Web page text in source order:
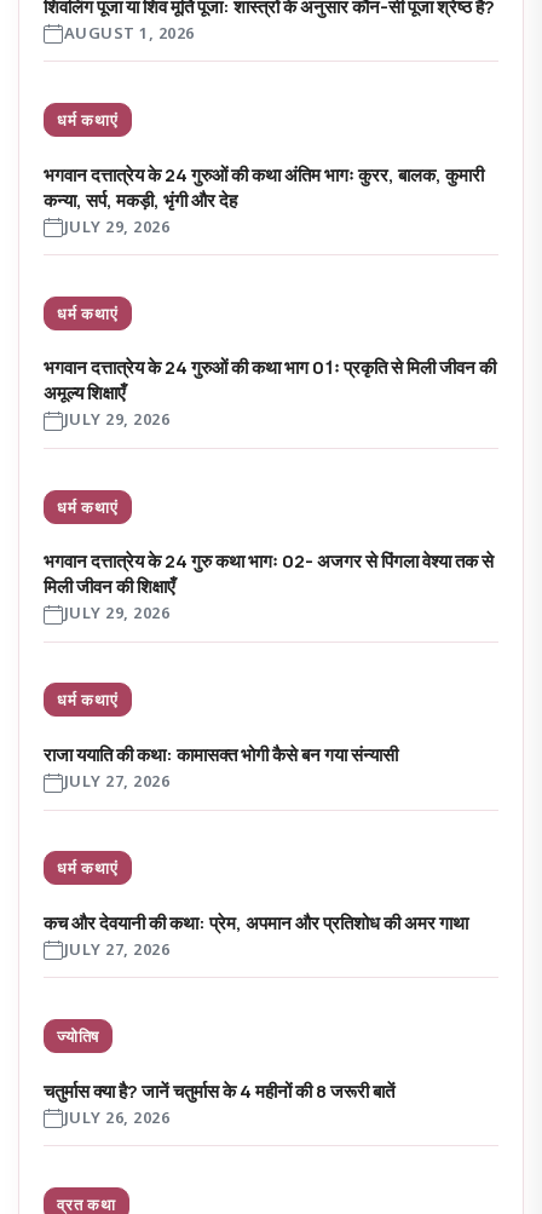
शिवलिंग पूजा या शिव मूर्ति पूजा: शास्त्रों के अनुसार कौन-सी पूजा श्रेष्ठ है?
AUGUST 1, 2026
धर्म कथाएं
भगवान दत्तात्रेय के 24 गुरुओं की कथा अंतिम भागः कुरर, बालक, कुमारी
कन्या, सर्प, मकड़ी, भृंगी और देह
JULY 29, 2026
धर्म कथाएं
भगवान दत्तात्रेय के 24 गुरुओं की कथा भाग 01ः प्रकृति से मिली जीवन की
अमूल्य शिक्षाएँ
JULY 29, 2026
धर्म कथाएं
भगवान दत्तात्रेय के 24 गुरु कथा भागः 02- अजगर से पिंगला वेश्या तक से
मिली जीवन की शिक्षाएँ
JULY 29, 2026
धर्म कथाएं
राजा ययाति की कथा: कामासक्त भोगी कैसे बन गया संन्यासी
JULY 27, 2026
धर्म कथाएं
कच और देवयानी की कथा: प्रेम, अपमान और प्रतिशोध की अमर गाथा
JULY 27, 2026
ज्योतिष
चतुर्मास क्या है? जानें चतुर्मास के 4 महीनों की 8 जरूरी बातें
JULY 26, 2026
व्रत कथा